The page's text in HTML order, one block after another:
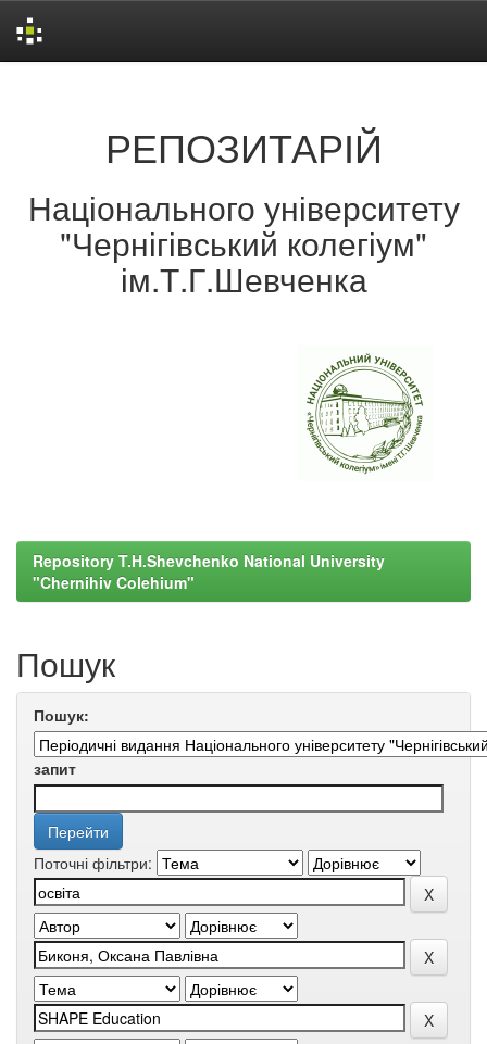
РЕПОЗИТАРІЙ
Національного університету
"Чернігівський колегіум"
ім.Т.Г.Шевченка
Repository T.H.Shevchenko National University
"Chernihiv Colehium"
Пошук
Пошук:
запит
Поточні фільтри: